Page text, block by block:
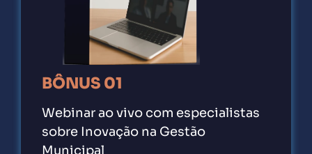
BÔNUS 01
Webinar ao vivo com especialistas
sobre Inovação na Gestão
Municipal